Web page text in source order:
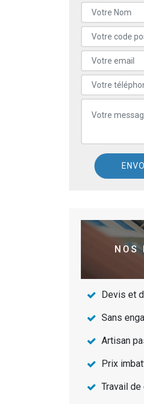
NOS
Devis et
Sans
Artisan
Prix
Travail